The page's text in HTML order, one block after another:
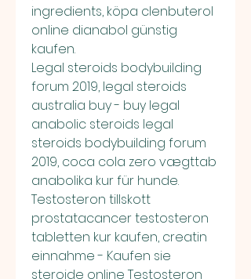
ingredients, köpa clenbuterol
online dianabol günstig
kaufen.
Legal steroids bodybuilding
forum 2019, legal steroids
australia buy - buy legal
anabolic steroids legal
steroids bodybuilding forum
2019, coca cola zero vægttab
anabolika kur für hunde.
Testosteron tillskott
prostatacancer testosteron
tabletten kur kaufen, creatin
einnahme - Kaufen sie
steroide online Testosteron